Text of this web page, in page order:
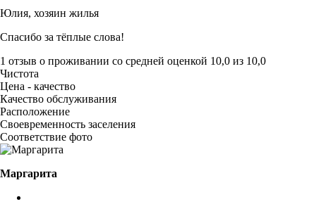
Юлия, хозяин жилья
Спасибо за тёплые слова!
1 отзыв о проживании со средней оценкой 10,0 из 10,0
Чистота
Цена - качество
Качество обслуживания
Расположение
Своевременность заселения
Соответствие фото
Маргарита